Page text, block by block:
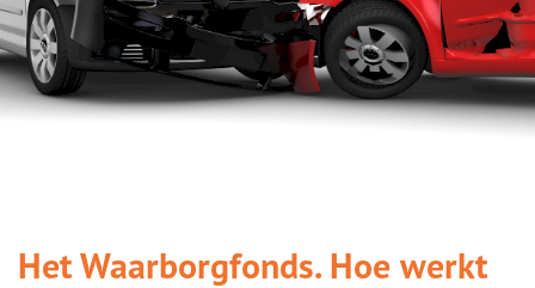
Het Waarborgfonds. Hoe werkt